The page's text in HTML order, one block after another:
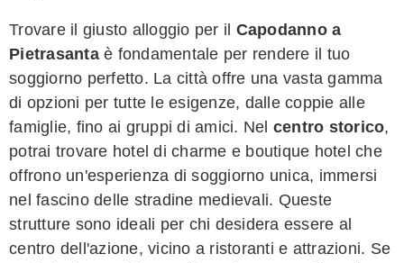
Trovare il giusto alloggio per il Capodanno a
Pietrasantaè fondamentale per rendere il tuo
soggiorno perfetto. La città offre una vasta gamma
di opzioni per tutte le esigenze, dalle coppie alle
famiglie, fino ai gruppi di amici. Nel centro storico,
potrai trovare hotel di charme e boutique hotel che
offrono un'esperienza di soggiorno unica, immersi
nel fascino delle stradine medievali. Queste
strutture sono ideali per chi desidera essere al
centro dell'azione, vicino a ristoranti e attrazioni. Se